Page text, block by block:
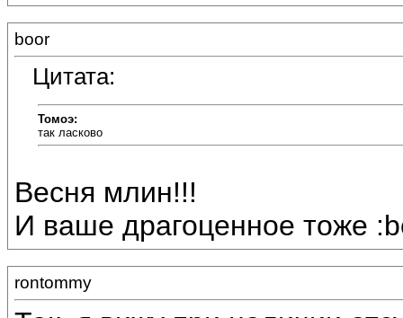
boor
Цитата:
Томоэ:
так ласково
Весня млин!!!
И ваше драгоценное тоже
rontommy